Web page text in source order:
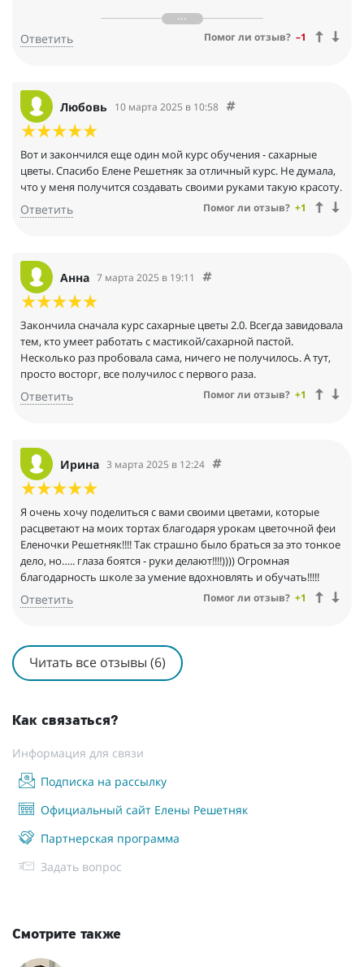
которыми вместе проходили курс! Прекрасный онлайн курс!
СПАСИБО!!!
Ответить Помог ли отзыв? –1
Любовь 10 марта 2025 в 10:58
Вот и закончился еще один мой курс обучения - сахарные
цветы. Спасибо Елене Решетняк за отличный курс. Не думала,
что у меня получится создавать своими руками такую красоту.
Ответить Помог ли отзыв? +1
Анна 7 марта 2025 в 19:11
Закончила сначала курс сахарные цветы 2.0. Всегда завидовала
тем, кто умеет работать с мастикой/сахарной пастой.
Несколько раз пробовала сама, ничего не получилось. А тут,
просто восторг, все получилос с первого раза.
Ответить Помог ли отзыв? +1
Ирина 3 марта 2025 в 12:24
Я очень хочу поделиться с вами своими цветами, которые
расцветают на моих тортах благодаря урокам цветочной феи
Еленочки Решетняк!!!! Так страшно было браться за это тонкое
дело, но….. глаза боятся - руки делают!!!!)))) Огромная
благодарность школе за умение вдохновлять и обучать!!!!!
Ответить Помог ли отзыв? +1
Читать все отзывы (6)
Как связаться?
Информация для связи
Подписка на рассылку
Официальный сайт Елены Решетняк
Партнерская программа
Задать вопрос
Смотрите также